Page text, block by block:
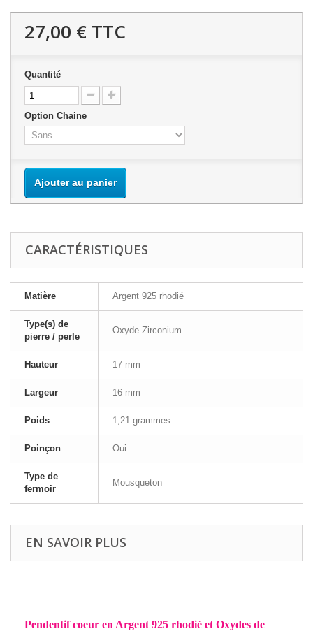
27,00 € TTC
Quantité
Option Chaine
Ajouter au panier
CARACTÉRISTIQUES
Matière Argent 925 rhodié
Type(s) de
pierre / perle
Oxyde Zirconium
Hauteur 17 mm
Largeur 16 mm
Poids 1,21 grammes
Poinçon Oui
Type de
fermoir
Mousqueton
EN SAVOIR PLUS
Pendentif coeur en Argent 925 rhodié et Oxydes de